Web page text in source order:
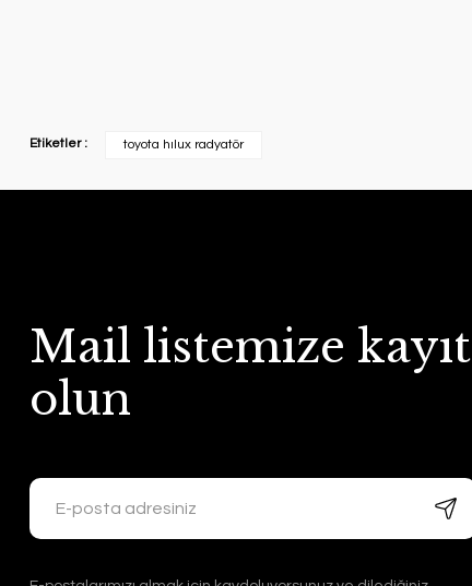
Etiketler : toyota hılux radyatör
Mail listemize kayıt
olun